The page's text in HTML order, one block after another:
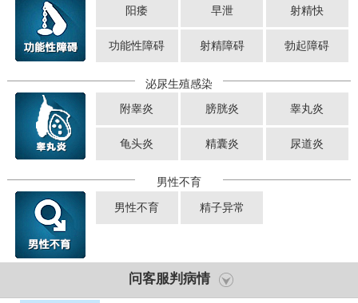
阳痿 早泄 射精快
功能性障碍 射精障碍 勃起障碍
泌尿生殖感染
附睾炎 膀胱炎 睾丸炎
龟头炎 精囊炎 尿道炎
男性不育
男性不育 精子异常
问客服判病情